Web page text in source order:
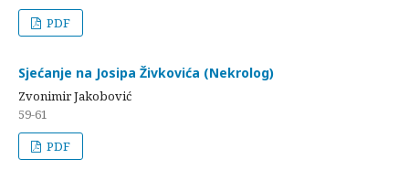
PDF
Sjećanje na Josipa Živkovića (Nekrolog)
Zvonimir Jakobović
59-61
PDF